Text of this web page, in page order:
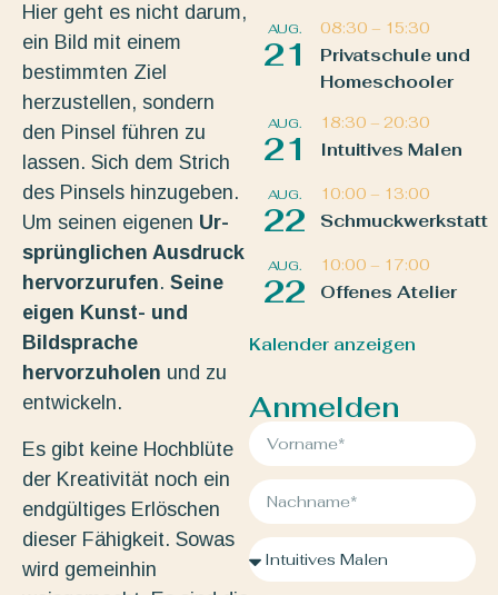
Hier geht es nicht darum,
ein Bild mit einem
bestimmten Ziel
herzustellen, sondern
den Pinsel führen zu
lassen. Sich dem Strich
des Pinsels hinzugeben.
Um seinen eigenen Ur-
sprünglichen Ausdruck
hervorzurufen. Seine
eigen Kunst- und
Bildsprache
hervorzuholen und zu
entwickeln.
Es gibt keine Hochblüte
der Kreativität noch ein
endgültiges Erlöschen
dieser Fähigkeit. Sowas
wird gemeinhin
AUG.
21
08:30 – 15:30
Privatschule und
Homeschooler
AUG.
21
18:30 – 20:30
Intuitives Malen
AUG.
22
10:00 – 13:00
Schmuckwerkstatt
AUG.
22
10:00 – 17:00
Offenes Atelier
Kalender anzeigen
Anmelden